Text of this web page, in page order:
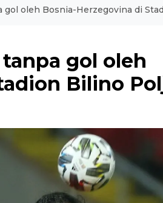
gol oleh Bosnia-Herzegovina di
gol oleh
Bilino